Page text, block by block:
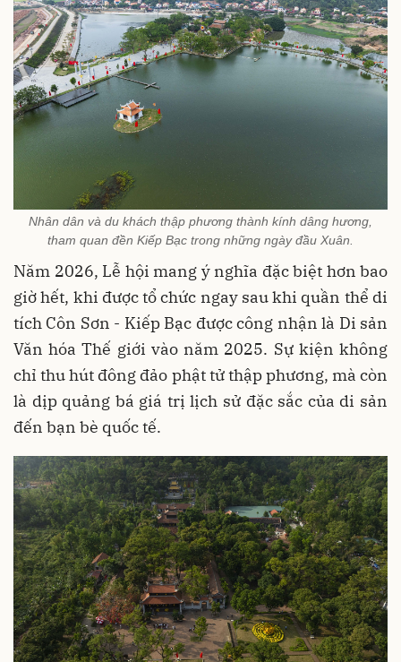
Nhân dân và du khách thập phương thành kính dâng hương,
tham quan đền Kiếp Bạc trong những ngày đầu Xuân.
Năm 2026, Lễ hội mang ý nghĩa đặc biệt hơn bao
giờ hết, khi được tổ chức ngay sau khi quần thể di
tích Côn Sơn - Kiếp Bạc được công nhận là Di sản
Văn hóa Thế giới vào năm 2025. Sự kiện không
chỉ thu hút đông đảo phật tử thập phương, mà còn
là dịp quảng bá giá trị lịch sử đặc sắc của di sản
đến bạn bè quốc tế.